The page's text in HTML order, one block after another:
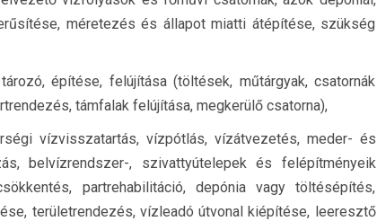
méretezés és állapot miatti átépítése, szükség
építése, felújítása (töltések, műtárgyak, csatornák
támfalak felújítása, megkerülő csatorna),
vízvisszatartás, vízpótlás, vízátvezetés, meder- és
belvízrendszer-, szivattyútelepek és felépítményeik
partrehabilitáció, depónia vagy töltésépítés,
területrendezés, vízleadó útvonal kiépítése, leeresztő